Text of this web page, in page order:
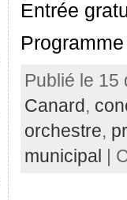
Entrée
Publié le
Canard ,
orchestre,
municipal
|